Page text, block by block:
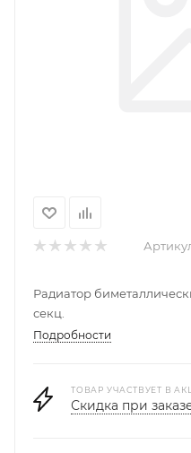
Радиатор
секц.
Подробности
ТОВАР УЧАСТВУЕТ В
Скидка при